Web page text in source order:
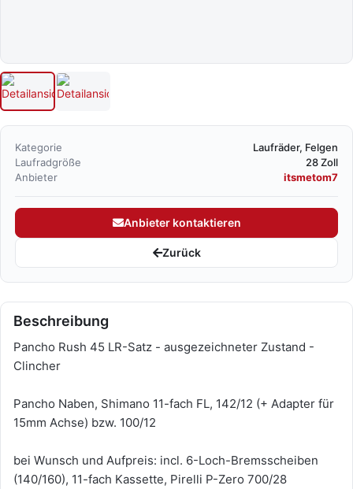
Kategorie
Laufräder, Felgen
Laufradgröße
28 Zoll
Anbieter
itsmetom7
Anbieter kontaktieren
Zurück
Beschreibung
Pancho Rush 45 LR-Satz - ausgezeichneter Zustand -
Clincher
Pancho Naben, Shimano 11-fach FL, 142/12 (+ Adapter für
15mm Achse) bzw. 100/12
bei Wunsch und Aufpreis: incl. 6-Loch-Bremsscheiben
(140/160), 11-fach Kassette, Pirelli P-Zero 700/28